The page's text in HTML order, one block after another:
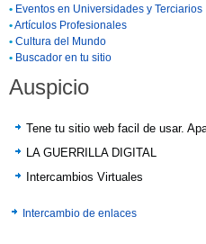
• Eventos en Universidades y Terciarios
•Artículos Profesionales
• Cultura del Mundo
• Buscador en tu sitio
Auspicio
Tene tu sitio web facil de usar.
LA GUERRILLA DIGITAL
Intercambios Virtuales
Intercambio de enlaces